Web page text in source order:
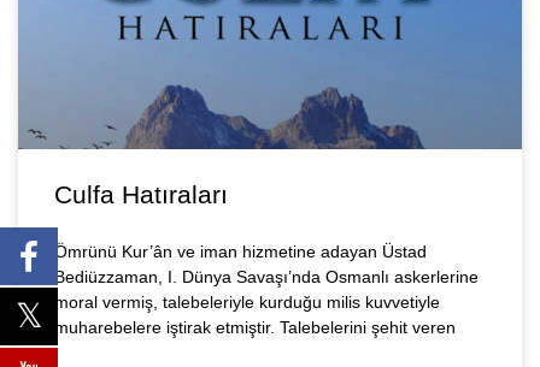
Culfa Hatıraları
Ömrünü Kur’ân ve iman hizmetine adayan Üstad
Bediüzzaman, I. Dünya Savaşı’nda Osmanlı askerlerine
moral vermiş, talebeleriyle kurduğu milis kuvvetiyle
muharebelere iştirak etmiştir. Talebelerini şehit veren